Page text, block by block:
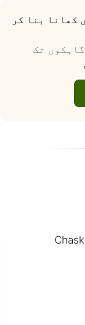
کھانا بنا کر
تک